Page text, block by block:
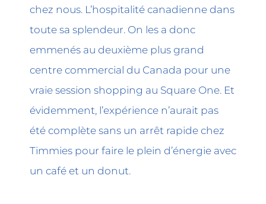
chez nous. L’hospitalité canadienne dans
toute sa splendeur. On les a donc
emmenés au deuxième plus grand
centre commercial du Canada pour une
vraie session shopping au Square One. Et
évidemment, l’expérience n’aurait pas
été complète sans un arrêt rapide chez
Timmies pour faire le plein d’énergie avec
un café et un donut.